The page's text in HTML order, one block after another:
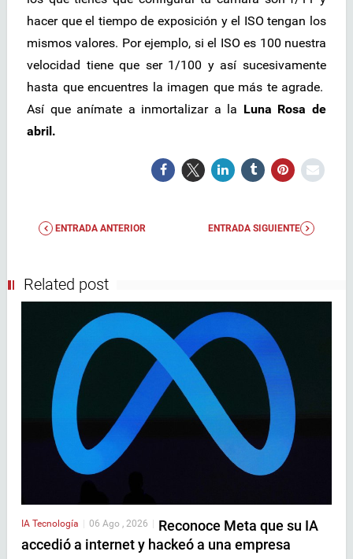
hacer que el tiempo de exposición y el ISO tengan los
mismos valores. Por ejemplo, si el ISO es 100 nuestra
velocidad tiene que ser 1/100 y así sucesivamente
hasta que encuentres la imagen que más te agrade.
Así que anímate a inmortalizar a la Luna Rosa de
abril.
ENTRADA ANTERIOR ENTRADA SIGUIENTE
Related post
IA Tecnología 06 Ago , 2026
Reconoce Meta que su IA
accedió a internet y hackeó a una empresa